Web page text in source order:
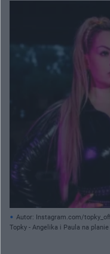
Autor: Instagram.com/
Topky - Angelika i Paula na